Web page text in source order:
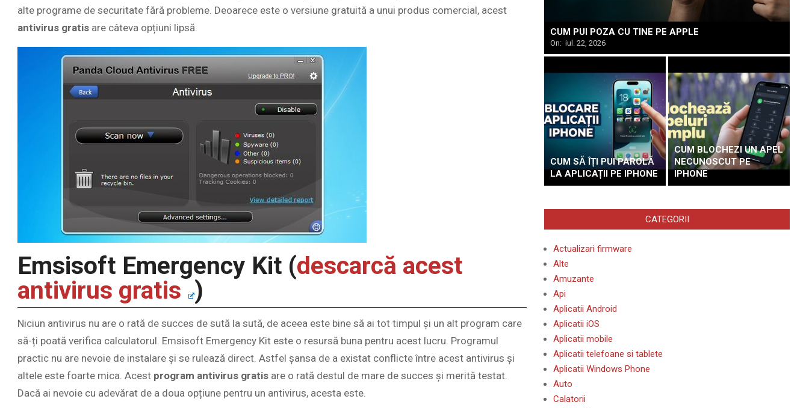
alte programe de securitate fără probleme. Deoarece este o versiune gratuită a unui produs comercial, acest
antivirus gratis are câteva opțiuni lipsă.
Emsisoft Emergency Kit (descarcă acest
antivirus gratis )
Niciun antivirus nu are o rată de succes de sută la sută, de aceea este bine să ai tot timpul și un alt program care
să-ți poată verifica calculatorul. Emsisoft Emergency Kit este o resursă buna pentru acest lucru. Programul
practic nu are nevoie de instalare și se rulează direct. Astfel șansa de a existat conflicte între acest antivirus și
altele este foarte mica. Acest program antivirus gratis are o rată destul de mare de succes și merită testat.
Dacă ai nevoie cu adevărat de a doua opțiune pentru un antivirus, acesta este.
CUM PUI POZA CU TINE PE APPLE
On: iul. 22, 2026
CUM SĂ ÎȚI PUI PAROLĂ
LA APLICAȚII PE IPHONE
CUM BLOCHEZI UN APEL
NECUNOSCUT PE
IPHONE
CATEGORII
Actualizari firmware
Alte
Amuzante
Api
Aplicatii Android
Aplicatii iOS
Aplicatii mobile
Aplicatii telefoane si tablete
Aplicatii Windows Phone
Auto
Calatorii